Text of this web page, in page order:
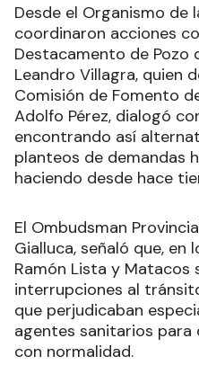
Desde el Organismo de
coordinaron acciones
Destacamento de Pozo
Leandro Villagra, quien
Comisión de Fomento
Adolfo Pérez, dialogó
encontrando así
planteos de demandas
haciendo desde hace
El Ombudsman
Gialluca, señaló que, en
Ramón Lista y Matacos
interrupciones al
que perjudicaban
agentes sanitarios para
con normalidad.